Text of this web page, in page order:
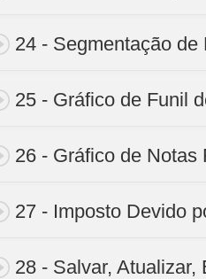
24 - Segmentação de
25 - Gráfico de Funil
26 - Gráfico de Notas
27 - Imposto Devido
28 - Salvar, Atualizar,